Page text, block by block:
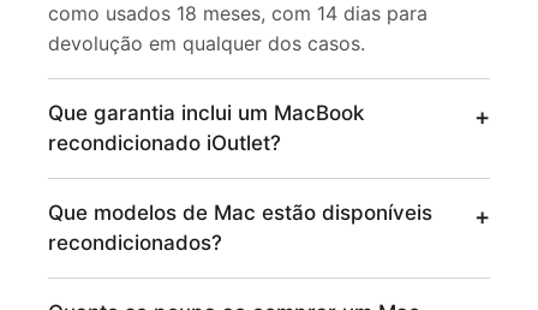
como usados 18 meses, com 14 dias para
devolução em qualquer dos casos.
Que garantia inclui um MacBook
recondicionado iOutlet?
Que modelos de Mac estão disponíveis
recondicionados?